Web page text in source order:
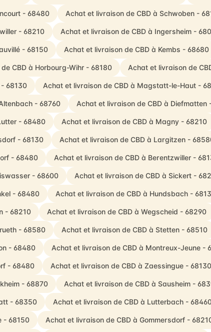
- 68480 Achat et livraison de CBD à Schwoben -
- 68210 Achat et livraison de CBD à Ingersheim -
- 68150 Achat et livraison de CBD à Kembs - 68680
CBD à Horbourg-Wihr - 68180 Achat et livraison de
68130 Achat et livraison de CBD à Magstatt-le-Haut -
- 68760 Achat et livraison de CBD à Diefmatten
- 68480 Achat et livraison de CBD à Magny - 68210
- 68130 Achat et livraison de CBD à Largitzen -
- 68480 Achat et livraison de CBD à Berentzwiller -
- 68600 Achat et livraison de CBD à Sickert -
- 68480 Achat et livraison de CBD à Hundsbach -
- 68210 Achat et livraison de CBD à Wegscheid - 68290
- 68580 Achat et livraison de CBD à Stetten - 68510
- 68480 Achat et livraison de CBD à Montreux-Jeune -
- 68480 Achat et livraison de CBD à Zaessingue - 68130
- 68870 Achat et livraison de CBD à Sausheim -
- 68350 Achat et livraison de CBD à Lutterbach -
- 68150 Achat et livraison de CBD à Gommersdorf -